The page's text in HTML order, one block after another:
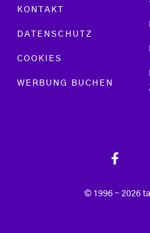
KONTAKT
DATENSCHUTZ
COOKIES
WERBUNG BUCHEN
© 1996 - 2026